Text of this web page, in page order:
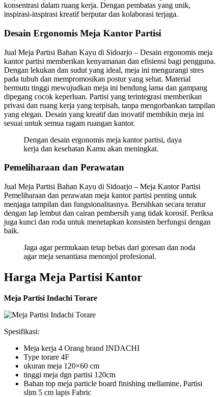
konsentrasi dalam ruang kerja. Dengan pembatas yang unik,
inspirasi-inspirasi kreatif berputar dan kolaborasi terjaga.
Desain Ergonomis Meja Kantor Partisi
Jual Meja Partisi Bahan Kayu di Sidoarjo – Desain ergonomis meja
kantor partisi memberikan kenyamanan dan efisiensi bagi pengguna.
Dengan lekukan dan sudut yang ideal, meja ini mengurangi stres
pada tubuh dan mempromosikan postur yang sehat. Material
bermutu tinggi mewujudkan meja ini bendung lama dan gampang
dipegang cocok keperluan. Partisi yang terintegrasi memberikan
privasi dan ruang kerja yang terpisah, tanpa mengorbankan tampilan
yang elegan. Desain yang kreatif dan inovatif membikin meja ini
sesuai untuk semua ragam ruangan kantor.
Dengan desain ergonomis meja kantor partisi, daya
kerja dan kesehatan Kamu akan meningkat.
Pemeliharaan dan Perawatan
Jual Meja Partisi Bahan Kayu di Sidoarjo – Meja Kantor Partisi
Pemeliharaan dan perawatan meja kantor partisi penting untuk
menjaga tampilan dan fungsionalitasnya. Bersihkan secara teratur
dengan lap lembut dan cairan pembersih yang tidak korosif. Periksa
juga kunci dan roda untuk menetapkan konsisten berfungsi dengan
baik.
Jaga agar permukaan tetap bebas dari goresan dan noda
agar meja senantiasa menonjol profesional.
Harga Meja Partisi Kantor
Meja Partisi Indachi Torare
Spesifikasi:
Meja kerja 4 Orang brand INDACHI
Type torare 4F
ukuran meja 120×60 cm
tinggi meja dgn partisi 120cm
Bahan top meja particle board finishing mellamine, Partisi
slim 5 cm lapis Fabric